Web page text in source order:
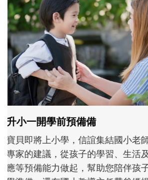
每到夏天 我要去海邊~ 和孩
消暑趣！
每到夏天，孩子最期待的就是玩
在家玩、到泳池練習，或去海邊